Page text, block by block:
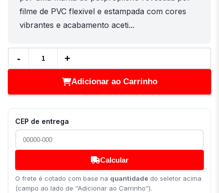
filme de PVC flexivel e estampada com cores
vibrantes e acabamento aceti...
- +
Adicionar ao Carrinho
CEP de entrega
Calcular
O frete é cotado com base na quantidade do seletor acima
(campo ao lado de “Adicionar ao Carrinho”).